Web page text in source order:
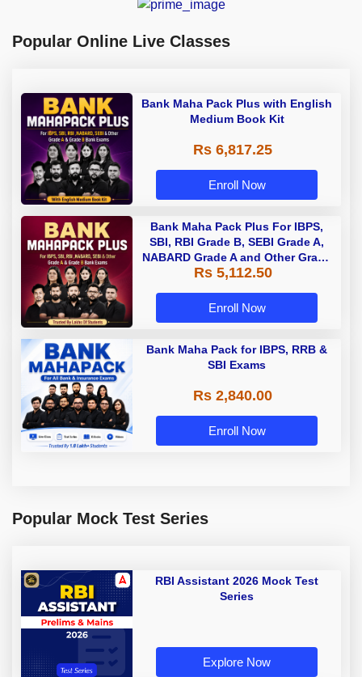
Popular Online Live Classes
Bank Maha Pack Plus with English
Medium Book Kit
Rs 6,817.25
Enroll Now
Bank Maha Pack Plus For IBPS,
SBI, RBI Grade B, SEBI Grade A,
NABARD Grade A and Other Grade
A & Grade B Bank Exams
Rs 5,112.50
Enroll Now
Bank Maha Pack for IBPS, RRB &
SBI Exams
Rs 2,840.00
Enroll Now
Popular Mock Test Series
RBI Assistant 2026 Mock Test
Series
Explore Now